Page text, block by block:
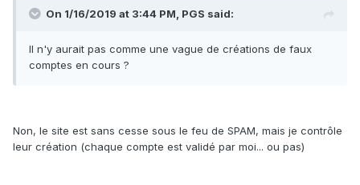
On 1/16/2019 at 3:44 PM, PGS said:
Il n'y aurait pas comme une vague de créations de faux
comptes en cours ?
Non, le site est sans cesse sous le feu de SPAM, mais je contrôle
leur création (chaque compte est validé par moi... ou pas)